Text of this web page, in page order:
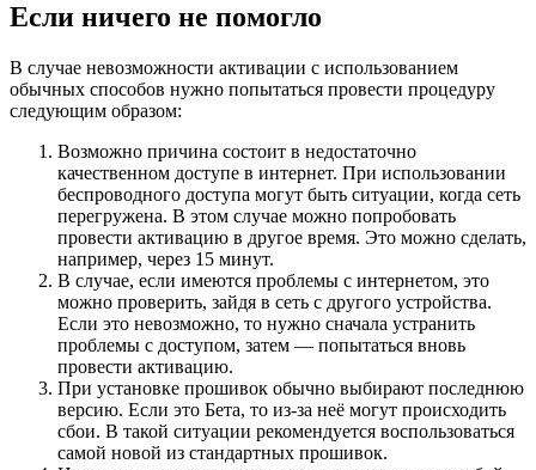
Если ничего не помогло
В случае невозможности активации с использованием
обычных способов нужно попытаться провести процедуру
следующим образом:
Возможно причина состоит в недостаточно
качественном доступе в интернет. При использовании
беспроводного доступа могут быть ситуации, когда сеть
перегружена. В этом случае можно попробовать
провести активацию в другое время. Это можно сделать,
например, через 15 минут.
В случае, если имеются проблемы с интернетом, это
можно проверить, зайдя в сеть с другого устройства.
Если это невозможно, то нужно сначала устранить
проблемы с доступом, затем — попытаться вновь
провести активацию.
При установке прошивок обычно выбирают последнюю
версию. Если это Бета, то из-за неё могут происходить
сбои. В такой ситуации рекомендуется воспользоваться
самой новой из стандартных прошивок.